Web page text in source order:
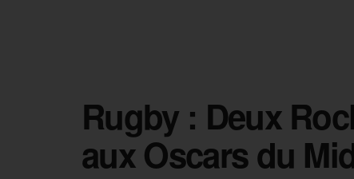
Rugby : Deux
aux Oscars du